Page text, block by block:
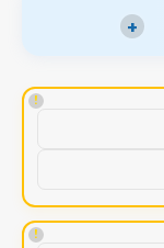
+
!
!